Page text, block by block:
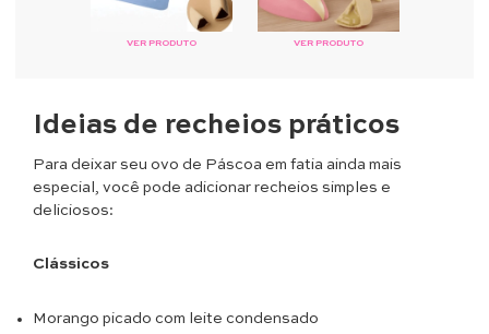
VER PRODUTO VER PRODUTO
Ideias de recheios práticos
Para deixar seu ovo de Páscoa em fatia ainda mais
especial, você pode adicionar recheios simples e
deliciosos:
Clássicos
Morango picado com leite condensado